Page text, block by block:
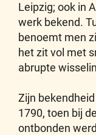
Leipzig; ook in
werk bekend.
benoemt men
het zit vol met
abrupte
Zijn
1790, toen bij
ontbonden